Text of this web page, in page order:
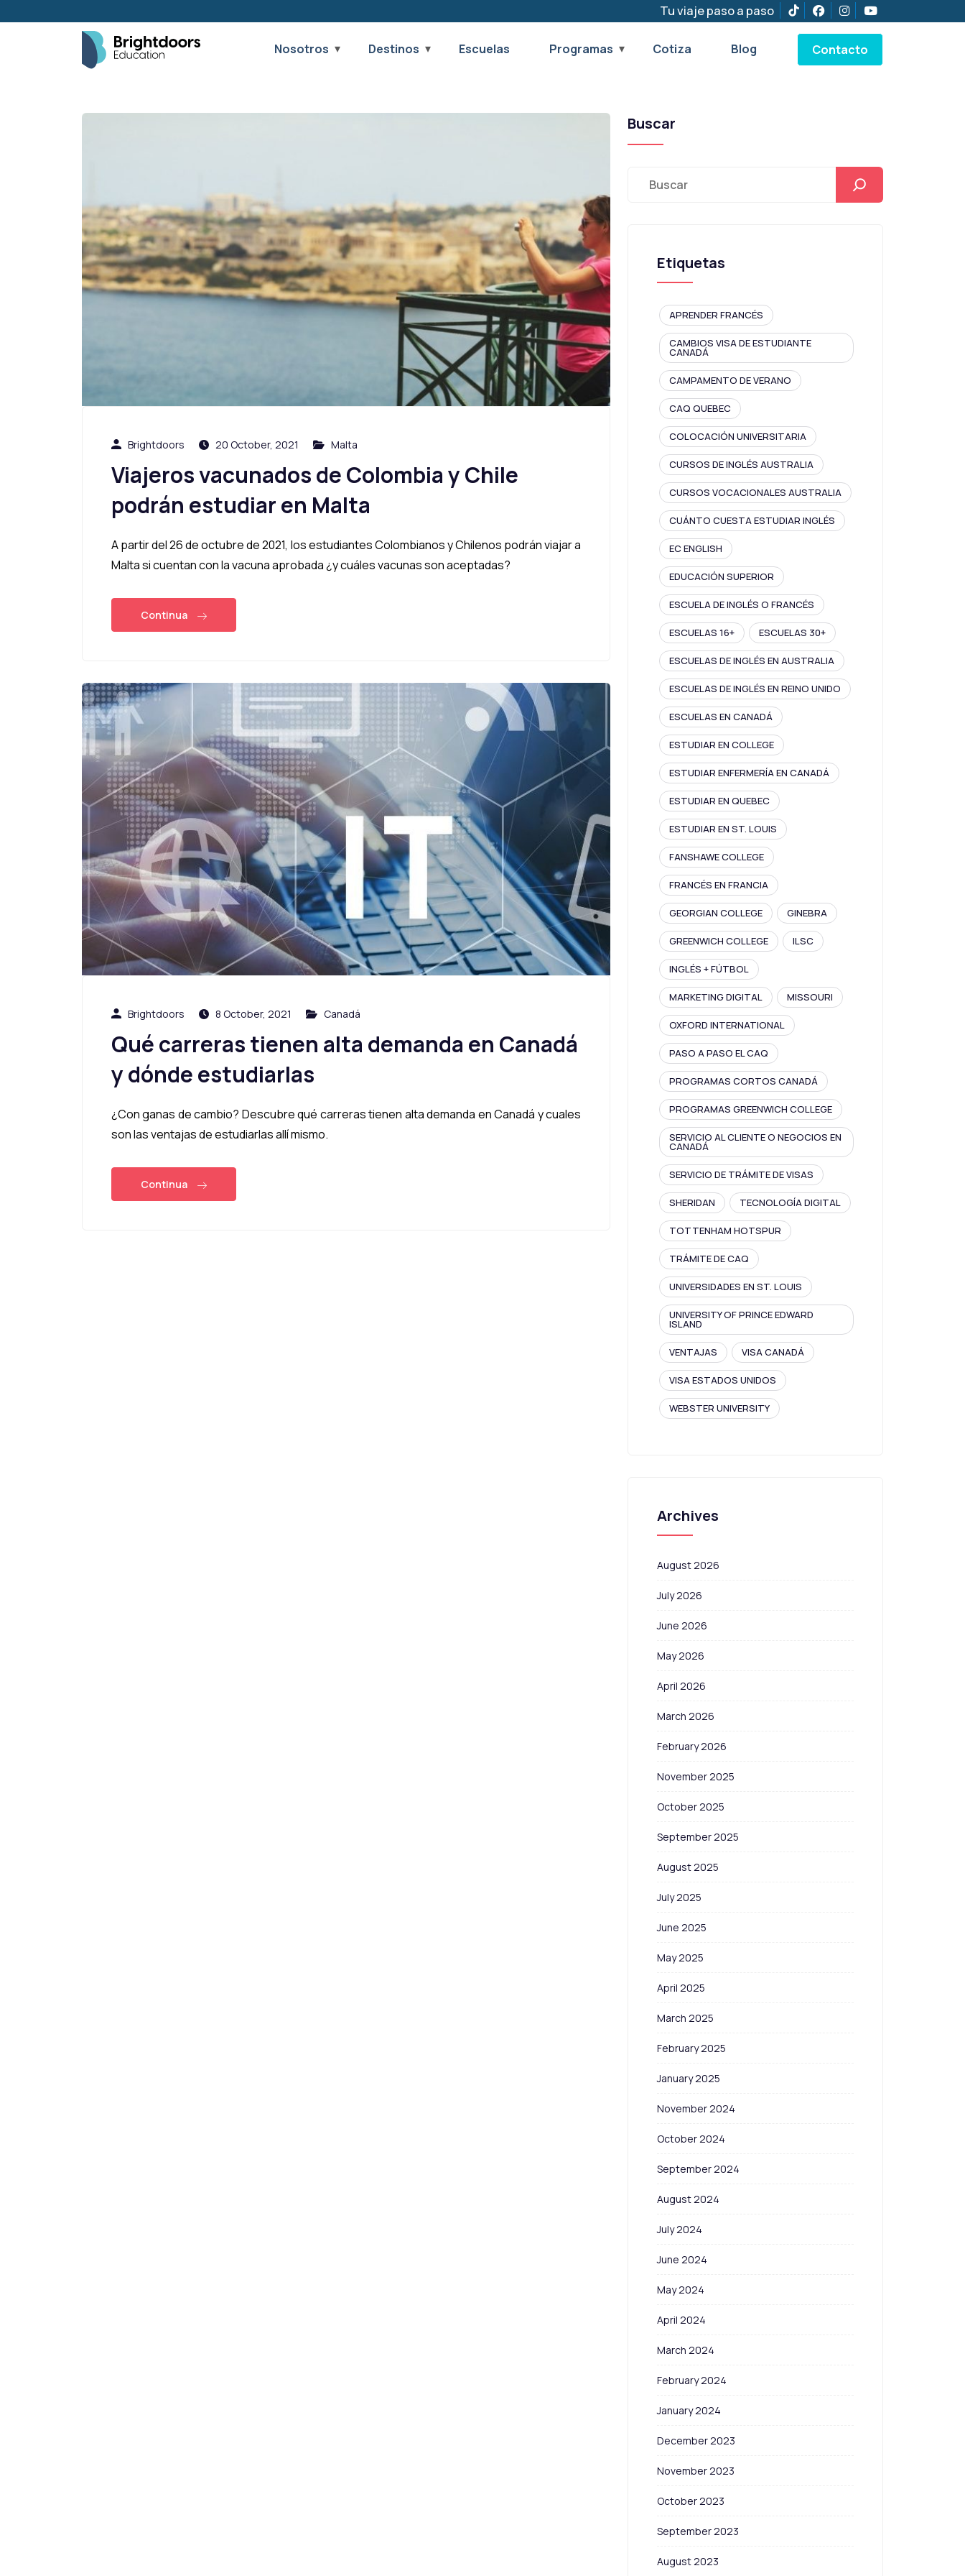
Tu viaje paso a paso
Nosotros Destinos Escuelas Programas Cotiza Blog Contacto
Brightdoors 20 October, 2021 Malta
Viajeros vacunados de Colombia y Chile
podrán estudiar en Malta
A partir del 26 de octubre de 2021, los estudiantes Colombianos y Chilenos podrán viajar a
Malta si cuentan con la vacuna aprobada ¿y cuáles vacunas son aceptadas?
Continua
Brightdoors 8 October, 2021 Canadá
Qué carreras tienen alta demanda en Canadá
y dónde estudiarlas
¿Con ganas de cambio? Descubre qué carreras tienen alta demanda en Canadá y cuales
son las ventajas de estudiarlas allí mismo.
Continua
Buscar
Etiquetas
APRENDER FRANCÉS
CAMBIOS VISA DE ESTUDIANTE
CANADÁ
CAMPAMENTO DE VERANO
CAQ QUEBEC
COLOCACIÓN UNIVERSITARIA
CURSOS DE INGLÉS AUSTRALIA
CURSOS VOCACIONALES AUSTRALIA
CUÁNTO CUESTA ESTUDIAR INGLÉS
EC ENGLISH
EDUCACIÓN SUPERIOR
ESCUELA DE INGLÉS O FRANCÉS
ESCUELAS 16+ ESCUELAS 30+
ESCUELAS DE INGLÉS EN AUSTRALIA
ESCUELAS DE INGLÉS EN REINO UNIDO
ESCUELAS EN CANADÁ
ESTUDIAR EN COLLEGE
ESTUDIAR ENFERMERÍA EN CANADÁ
ESTUDIAR EN QUEBEC
ESTUDIAR EN ST. LOUIS
FANSHAWE COLLEGE
FRANCÉS EN FRANCIA
GEORGIAN COLLEGE GINEBRA
GREENWICH COLLEGE ILSC
INGLÉS + FÚTBOL
MARKETING DIGITAL MISSOURI
OXFORD INTERNATIONAL
PASO A PASO EL CAQ
PROGRAMAS CORTOS CANADÁ
PROGRAMAS GREENWICH COLLEGE
SERVICIO AL CLIENTE O NEGOCIOS EN
CANADÁ
SERVICIO DE TRÁMITE DE VISAS
SHERIDAN TECNOLOGÍA DIGITAL
TOTTENHAM HOTSPUR
TRÁMITE DE CAQ
UNIVERSIDADES EN ST. LOUIS
UNIVERSITY OF PRINCE EDWARD
ISLAND
VENTAJAS VISA CANADÁ
VISA ESTADOS UNIDOS
WEBSTER UNIVERSITY
Archives
August 2026
July 2026
June 2026
May 2026
April 2026
March 2026
February 2026
November 2025
October 2025
September 2025
August 2025
July 2025
June 2025
May 2025
April 2025
March 2025
February 2025
January 2025
November 2024
October 2024
September 2024
August 2024
July 2024
June 2024
May 2024
April 2024
March 2024
February 2024
January 2024
December 2023
November 2023
October 2023
September 2023
August 2023